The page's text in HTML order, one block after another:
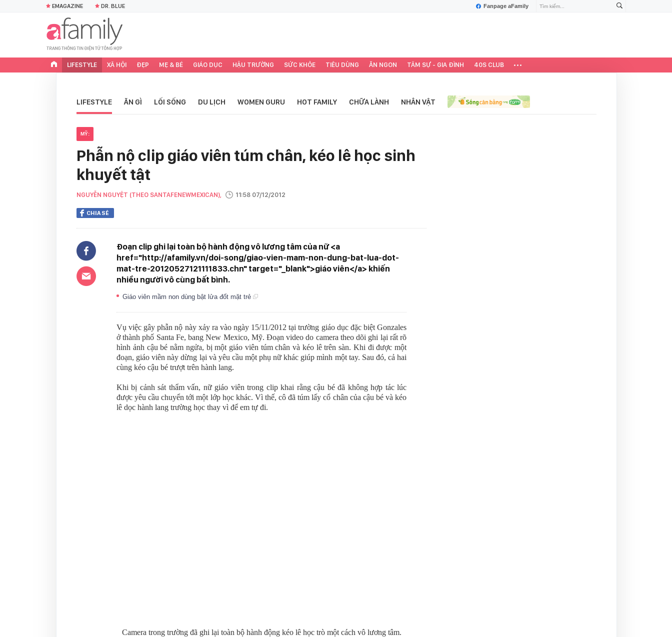
Fanpage aFamily
EMAGAZINE DR. BLUE
LIFESTYLE XÃ HỘI ĐẸP MẸ & BÉ GIÁO DỤC HẬU TRƯỜNG SỨC KHỎE TIÊU DÙNG ĂN NGON TÂM SỰ - GIA ĐÌNH 40S CLUB
LIFESTYLE ĂN GÌ LỐI SỐNG DU LỊCH WOMEN GURU HOT FAMILY CHỮA LÀNH NHÂN VẬT
MỸ:
Phẫn nộ clip giáo viên túm chân, kéo lê học sinh
khuyết tật
NGUYỄN NGUYỆT (THEO SANTAFENEWMEXICAN), 11:58 07/12/2012
CHIA SẺ
Đoạn clip ghi lại toàn bộ hành động vô lương tâm của nữ <a
href="http://afamily.vn/doi-song/giao-vien-mam-non-dung-bat-lua-dot-
mat-tre-20120527121111833.chn" target="_blank">giáo viên</a> khiến
nhiều người vô cùng bất bình.
Giáo viên mầm non dùng bật lửa đốt mặt trẻ
Vụ việc gây phẫn nộ này xảy ra vào ngày 15/11/2012 tại trường giáo dục đặc biệt Gonzales
ở thành phố Santa Fe, bang New Mexico, Mỹ. Đoạn video do camera theo dõi ghi lại rất rõ
hình ảnh cậu bé nằm ngửa, bị một giáo viên túm chân và kéo lê trên sàn. Khi đi được một
đoạn, giáo viên này dừng lại và yêu cầu một phụ nữ khác giúp mình một tay. Sau đó, cả hai
cùng kéo cậu bé trượt trên hành lang.
Khi bị cảnh sát thẩm vấn, nữ giáo viên trong clip khai rằng cậu bé đã không hợp tác lúc
được yêu cầu chuyển tới một lớp học khác. Vì thế, cô đã túm lấy cổ chân của cậu bé và kéo
lê dọc hành lang trường học thay vì để em tự đi.
Camera trong trường đã ghi lại toàn bộ hành động kéo lê học trò một cách vô lương tâm.